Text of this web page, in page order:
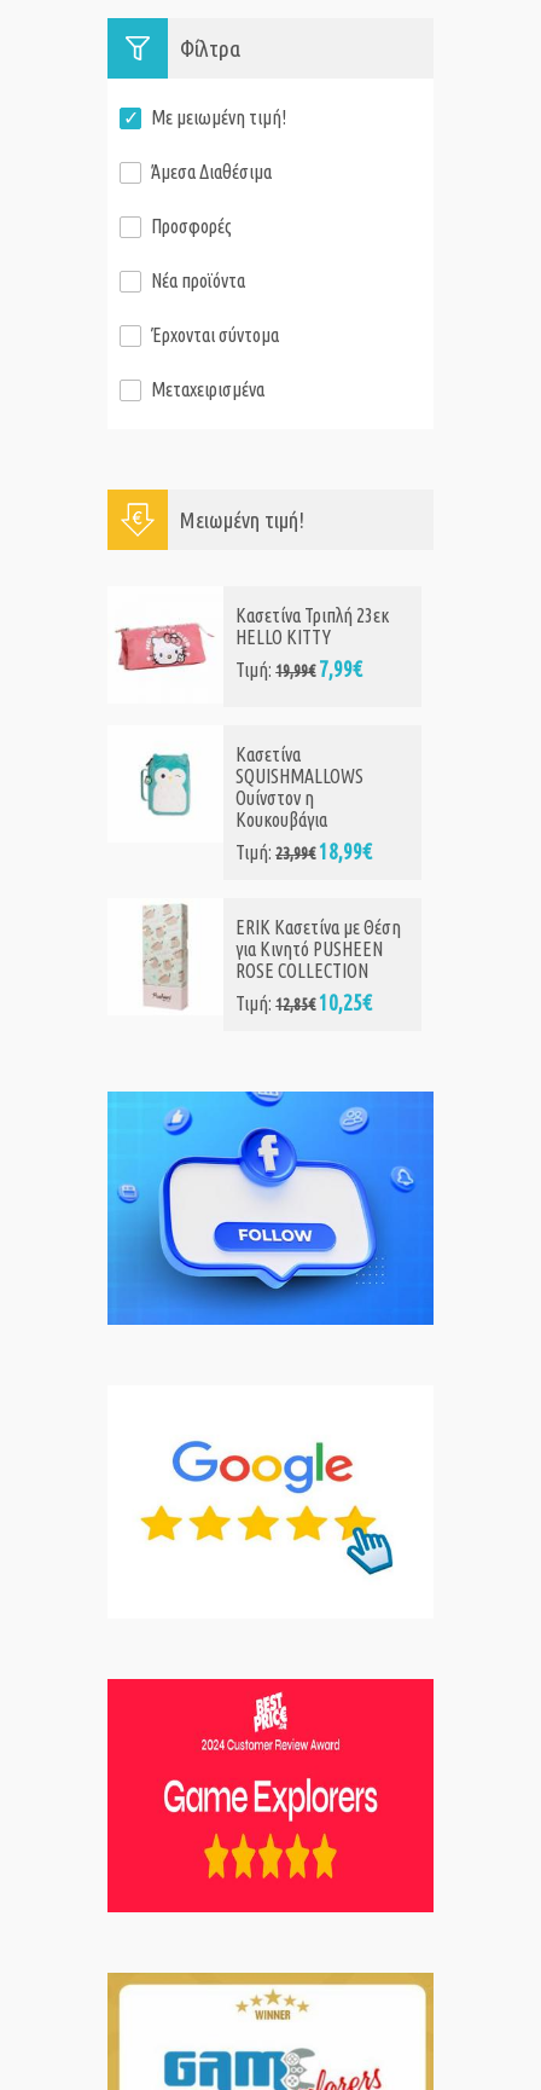
Φίλτρα
Με μειωμένη τιμή!
Άμεσα Διαθέσιμα
Προσφορές
Νέα προϊόντα
Έρχονται σύντομα
Μεταχειρισμένα
Μειωμένη τιμή!
Κασετίνα Τριπλή 23εκ
HELLO KITTY
Τιμή:19,99€ 7,99€
Κασετίνα
SQUISHMALLOWS
Ουίνστον η
Κουκουβάγια
Τιμή:23,99€ 18,99€
ERIK Κασετίνα με Θέση
για Κινητό PUSHEEN
ROSE COLLECTION
Τιμή:12,85€ 10,25€